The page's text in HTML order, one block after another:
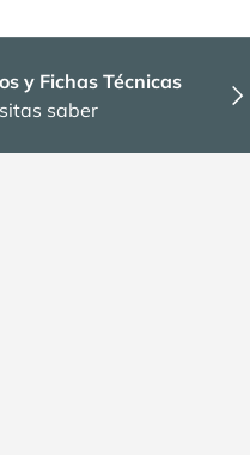
y Fichas Técnicas
saber